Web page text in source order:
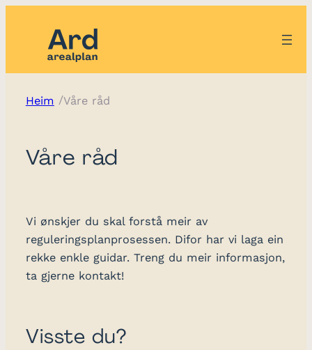
Heim /Våre råd
Våre råd
Vi ønskjer du skal forstå meir av
reguleringsplanprosessen. Difor har vi laga ein
rekke enkle guidar. Treng du meir informasjon,
ta gjerne kontakt!
Visste du?